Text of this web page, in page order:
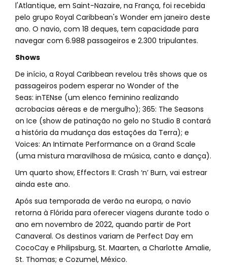
l'Atlantique, em Saint-Nazaire, na França, foi recebida
pelo grupo Royal Caribbean's Wonder em janeiro deste
ano. O navio, com 18 deques, tem capacidade para
navegar com 6.988 passageiros e 2.300 tripulantes.
Shows
De início, a Royal Caribbean revelou três shows que os
passageiros podem esperar no Wonder of the
Seas: inTENse (um elenco feminino realizando
acrobacias aéreas e de mergulho); 365: The Seasons
on Ice (show de patinação no gelo no Studio B contará
a história da mudança das estações da Terra); e
Voices: An Intimate Performance on a Grand Scale
(uma mistura maravilhosa de música, canto e dança).
Um quarto show, Effectors II: Crash ‘n’ Burn, vai estrear
ainda este ano.
Após sua temporada de verão na europa, o navio
retorna à Flórida para oferecer viagens durante todo o
ano em novembro de 2022, quando partir de Port
Canaveral. Os destinos variam de Perfect Day em
CocoCay e Philipsburg, St. Maarten, a Charlotte Amalie,
St. Thomas; e Cozumel, México.